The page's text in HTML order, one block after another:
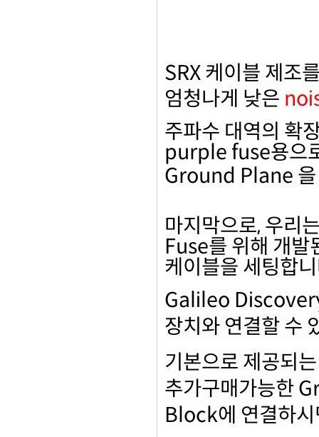
SRX케이블 제조
엄청나게 낮은
주파수 대역의 확
purple fuse용으
Ground Plane
마지막으로, 우리
Fuse를 위해 개발
케이블을 세팅합
Galileo
장치와 연결할 수
기본으로 제공되
추가구매가능한
Block에 연결하